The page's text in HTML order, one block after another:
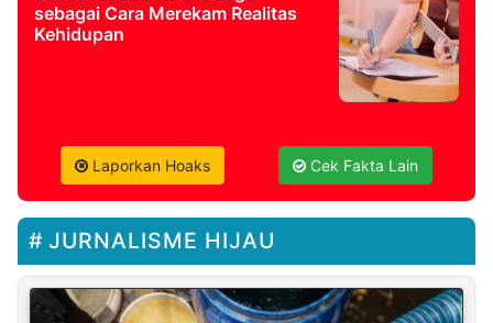
sebagai Cara Merekam Realitas
Kehidupan
Laporkan Hoaks Cek Fakta Lain
JURNALISME HIJAU